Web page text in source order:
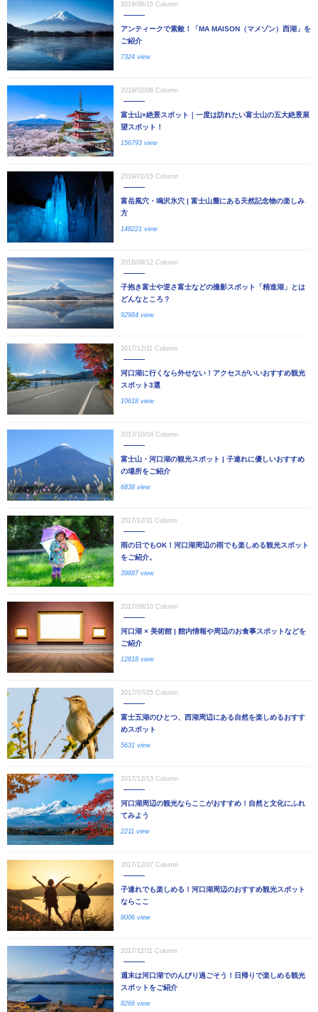
2019/08/15 Column
アンティークで素敵！「MA MAISON（マメゾン）西湖」を
ご紹介
7324 view
2019/02/06 Column
富士山×絶景スポット｜一度は訪れたい富士山の五大絶景展
望スポット！
156793 view
2019/01/15 Column
富岳風穴・鳴沢氷穴 | 富士山麓にある天然記念物の楽しみ
方
148221 view
2018/08/12 Column
子抱き富士や逆さ富士などの撮影スポット「精進湖」とは
どんなところ？
92984 view
2017/12/11 Column
河口湖に行くなら外せない！アクセスがいいおすすめ観光
スポット3選
10618 view
2017/10/04 Column
富士山・河口湖の観光スポット | 子連れに優しいおすすめ
の場所をご紹介
6838 view
2017/12/11 Column
雨の日でもOK！河口湖周辺の雨でも楽しめる観光スポット
をご紹介。
39887 view
2017/08/10 Column
河口湖 × 美術館 | 館内情報や周辺のお食事スポットなどを
ご紹介
12818 view
2017/07/25 Column
富士五湖のひとつ、西湖周辺にある自然を楽しめるおすす
めスポット
5631 view
2017/12/13 Column
河口湖周辺の観光ならここがおすすめ！自然と文化にふれ
てみよう
2211 view
2017/12/07 Column
子連れでも楽しめる！河口湖周辺のおすすめ観光スポット
ならここ
8006 view
2017/12/11 Column
週末は河口湖でのんびり過ごそう！日帰りで楽しめる観光
スポットをご紹介
8266 view